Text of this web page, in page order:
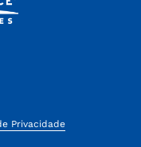
Privacidade